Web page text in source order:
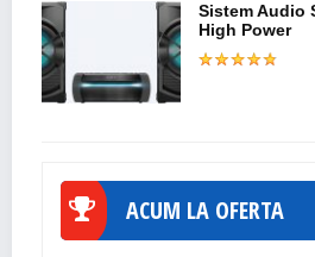
Sistem Audio
High Power
ACUM LA OFERTA